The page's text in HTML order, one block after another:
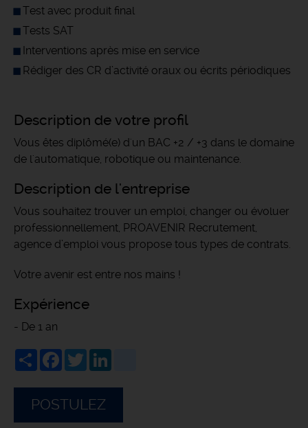
Test avec produit final
Tests SAT
Interventions après mise en service
Rédiger des CR d’activité oraux ou écrits périodiques
Description de votre profil
Vous êtes diplômé(e) d'un BAC +2 / +3 dans le domaine
de l'automatique, robotique ou maintenance.
Description de l'entreprise
Vous souhaitez trouver un emploi, changer ou évoluer
professionnellement, PROAVENIR Recrutement,
agence d’emploi vous propose tous types de contrats.
Votre avenir est entre nos mains !
Expérience
- De 1 an
ShareFacebook
Twitter
POSTULEZ